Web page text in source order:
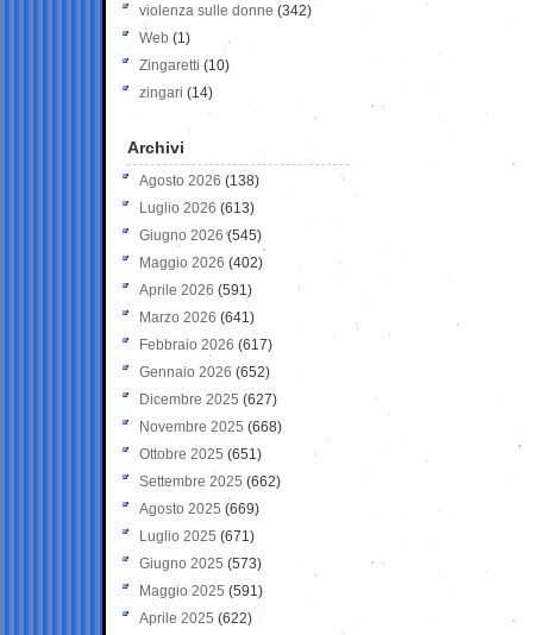
violenza sulle donne (342)
Web (1)
Zingaretti (10)
zingari (14)
Archivi
Agosto 2026 (138)
Luglio 2026 (613)
Giugno 2026 (545)
Maggio 2026 (402)
Aprile 2026 (591)
Marzo 2026 (641)
Febbraio 2026 (617)
Gennaio 2026 (652)
Dicembre 2025 (627)
Novembre 2025 (668)
Ottobre 2025 (651)
Settembre 2025 (662)
Agosto 2025 (669)
Luglio 2025 (671)
Giugno 2025 (573)
Maggio 2025 (591)
Aprile 2025 (622)